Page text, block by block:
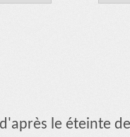
le éteinte